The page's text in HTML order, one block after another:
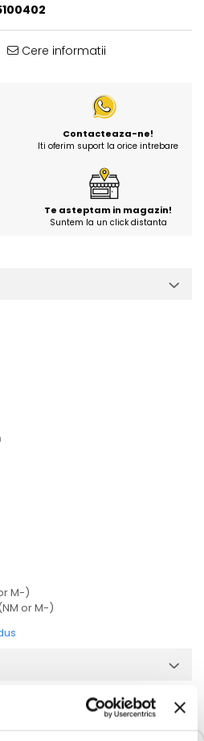
Cere informatii
Contacteaza-ne!
Iti oferim suport la orice intrebare
Te asteptam in magazin!
Suntem la un click distanta
M-)
or M-)